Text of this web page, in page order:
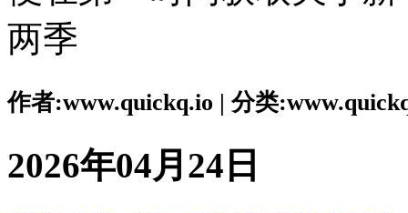
两季
作者:www.quickq.io | 分类
2026年04月24日